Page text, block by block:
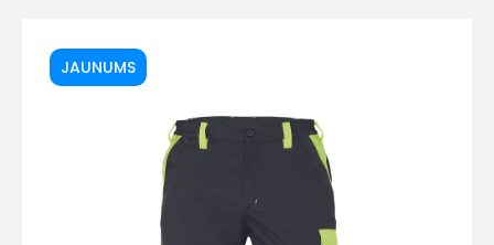
JAUNUMS